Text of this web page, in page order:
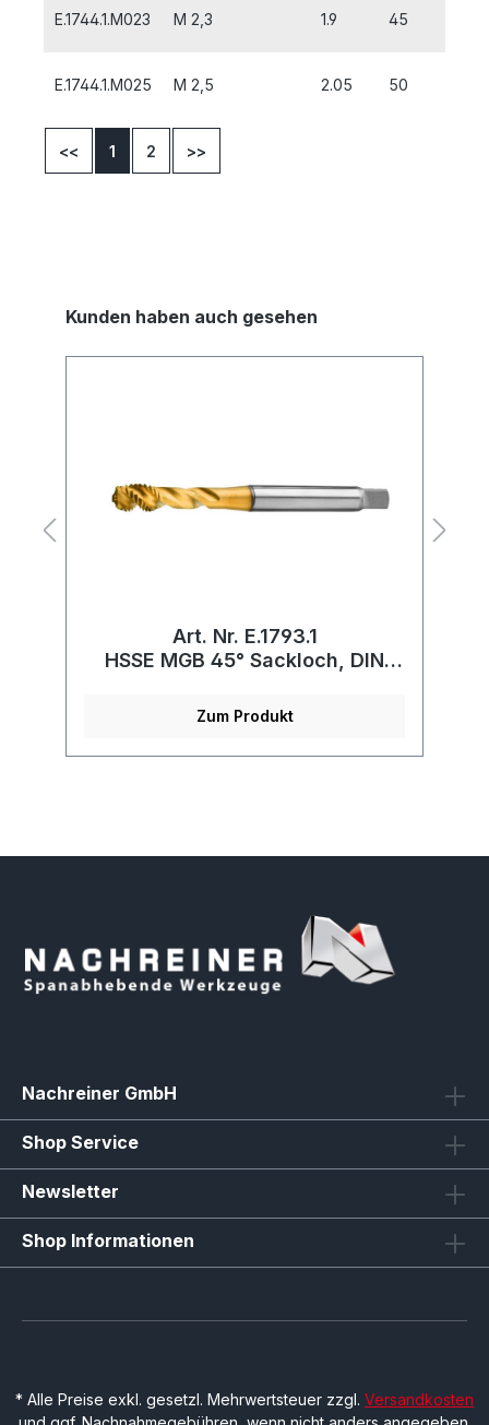
E.1744.1.M023 M 2,3 1.9 45
E.1744.1.M025 M 2,5 2.05 50
<< 1 2 >>
Kunden haben auch gesehen
Art. Nr. E.1793.1
HSSE MGB 45° Sackloch, DIN
Zum Produkt
Nachreiner GmbH
Shop Service
Newsletter
Shop Informationen
* Alle Preise exkl. gesetzl. Mehrwertsteuer zzgl. Versandkosten